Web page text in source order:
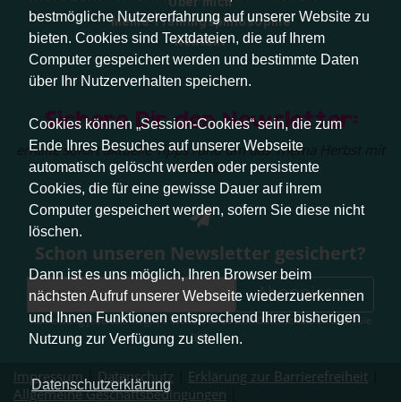
bestmögliche Nutzererfahrung auf unserer Website zu
bieten. Cookies sind Textdateien, die auf Ihrem
Computer gespeichert werden und bestimmte Daten
über Ihr Nutzerverhalten speichern.
Cookies können „Session-Cookies“ sein, die zum
Ende Ihres Besuches auf unserer Webseite
automatisch gelöscht werden oder persistente
Cookies, die für eine gewisse Dauer auf ihrem
Computer gespeichert werden, sofern Sie diese nicht
löschen.
Dann ist es uns möglich, Ihren Browser beim
nächsten Aufruf unserer Webseite wiederzuerkennen
und Ihnen Funktionen entsprechend Ihrer bisherigen
Nutzung zur Verfügung zu stellen.
Datenschutzerklärung
Meine Trainingsphilosophie
Kontakt
Sichere Dir den Newsletter:
erhalte sofort aktuelle Tipps rund um das Thema Herbst mit
Hund.
Schon unseren Newsletter gesichert?
Abonnieren
Abmeldung jederzeit möglich. Weitere Infos zum Datenschutz erhalten Sie
hier.
Impressum| Datenschutz Erklärung zur Barrierefreiheit
Allgemeine Geschäftsbedingungen